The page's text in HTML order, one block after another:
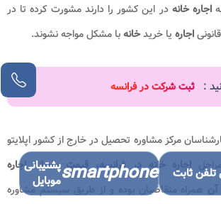
اجاره خانهدر این کشور را دارند مشورت کرده تا در
اجاره یا خریدخانهبا مشکل مواجه نشوند.
: ثبت شرکت در فرانسه​
مرکز مشاوره تحصیل در خارج از کشور اپلایتو
اجاره خانه در فرانسه، قیمت ماهانه اجاره
همراه متقاضیان بوده و از طریق سیستم مشاوره
تلفن ثابت smartphoneپشتیبانی
موبایل